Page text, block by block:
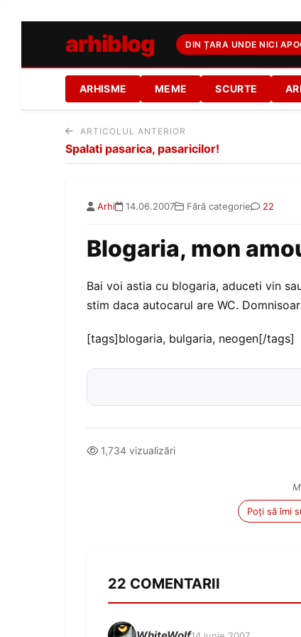
arhiblog DIN ȚARA UNDE NICI
ARHISME MEME SCURTE
ARTICOLUL ANTERIOR
Spalati pasarica, pasaricilor!
Arhi 14.06.2007 Fără categorie 22
Blogaria, mon
Bai voi astia cu blogaria, aduceti vin
stim daca autocarul are WC.
[tags]blogaria, bulgaria, neogen[/tags]
1,734 vizualizări
Poți să îmi
22 COMENTARII